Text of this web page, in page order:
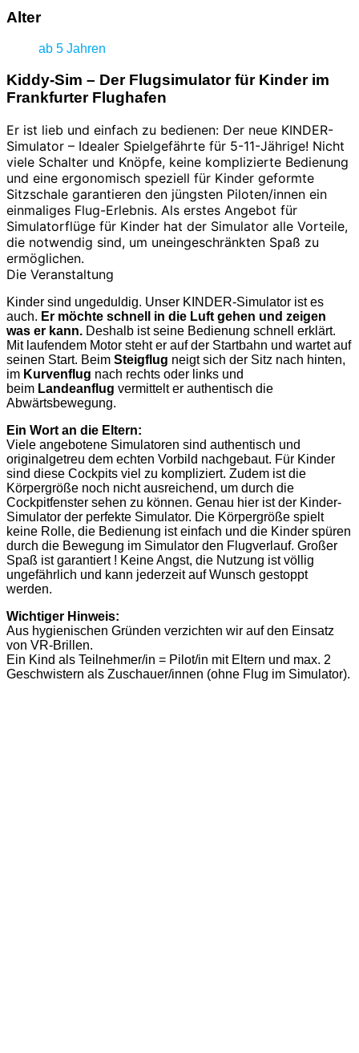
Alter
ab 5 Jahren
Kiddy-Sim – Der Flugsimulator für Kinder im
Frankfurter Flughafen
Er ist lieb und einfach zu bedienen: Der neue KINDER-
Simulator – Idealer Spielgefährte für 5-11-Jährige! Nicht
viele Schalter und Knöpfe, keine komplizierte Bedienung
und eine ergonomisch speziell für Kinder geformte
Sitzschale garantieren den jüngsten Piloten/innen ein
einmaliges Flug-Erlebnis. Als erstes Angebot für
Simulatorflüge für Kinder hat der Simulator alle Vorteile,
die notwendig sind, um uneingeschränkten Spaß zu
ermöglichen.
Die Veranstaltung
Kinder sind ungeduldig. Unser KINDER-Simulator ist es
auch. Er möchte schnell in die Luft gehen und zeigen
was er kann. Deshalb ist seine Bedienung schnell erklärt.
Mit laufendem Motor steht er auf der Startbahn und wartet auf
seinen Start. Beim Steigflug neigt sich der Sitz nach hinten,
im Kurvenflug nach rechts oder links und
beim Landeanflug vermittelt er authentisch die
Abwärtsbewegung.
Ein Wort an die Eltern:
Viele angebotene Simulatoren sind authentisch und
originalgetreu dem echten Vorbild nachgebaut. Für Kinder
sind diese Cockpits viel zu kompliziert. Zudem ist die
Körpergröße noch nicht ausreichend, um durch die
Cockpitfenster sehen zu können. Genau hier ist der Kinder-
Simulator der perfekte Simulator. Die Körpergröße spielt
keine Rolle, die Bedienung ist einfach und die Kinder spüren
durch die Bewegung im Simulator den Flugverlauf. Großer
Spaß ist garantiert ! Keine Angst, die Nutzung ist völlig
ungefährlich und kann jederzeit auf Wunsch gestoppt
werden.
Wichtiger Hinweis:
Aus hygienischen Gründen verzichten wir auf den Einsatz
von VR-Brillen.
Ein Kind als Teilnehmer/in = Pilot/in mit Eltern und max. 2
Geschwistern als Zuschauer/innen (ohne Flug im Simulator).